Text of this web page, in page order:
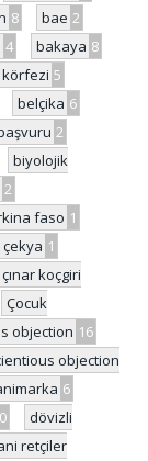
8 bae 2
4 bakaya 8
5
belçika 6
2
biyolojik
2
faso 1
çekya 1
çınar koçgiri
Çocuk
objection 16
objection
6
dövizli
retçiler